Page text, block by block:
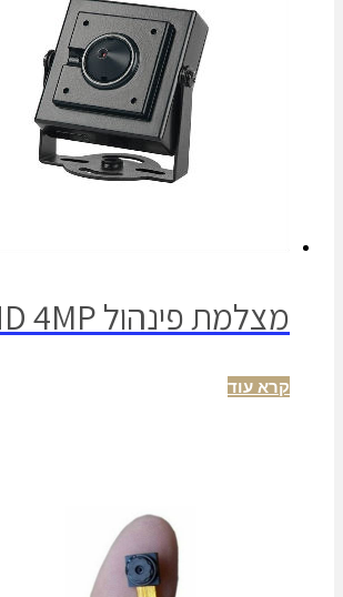
מצלמת פינהול AHD 4MP
קרא עוד